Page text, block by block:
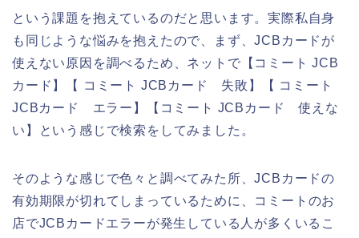
という課題を抱えているのだと思います。実際私自身
も同じような悩みを抱えたので、まず、JCBカードが
使えない原因を調べるため、ネットで【コミート JCB
カード】【 コミート JCBカード 失敗】【 コミート
JCBカード エラー】【コミート JCBカード 使えな
い】という感じで検索をしてみました。
そのような感じで色々と調べてみた所、JCBカードの
有効期限が切れてしまっているために、コミートのお
店でJCBカードエラーが発生している人が多くいるこ